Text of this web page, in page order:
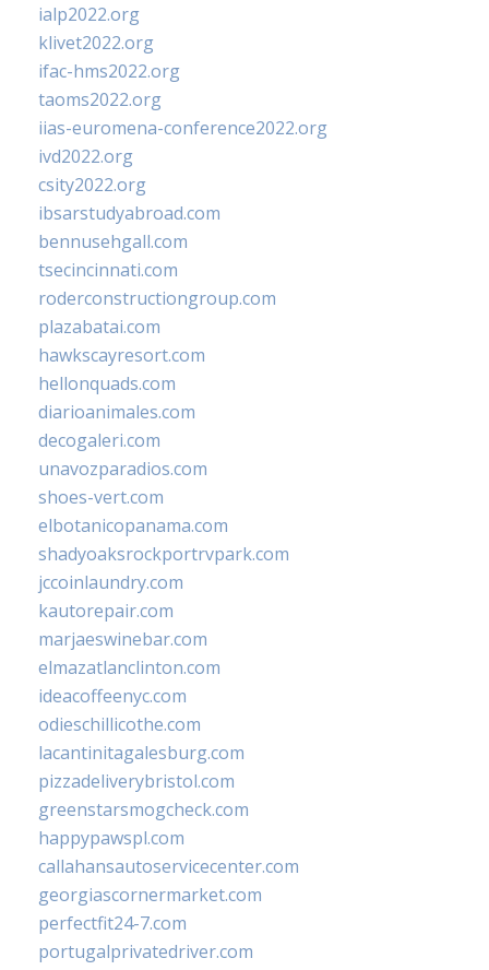
ialp2022.org
klivet2022.org
ifac-hms2022.org
taoms2022.org
iias-euromena-conference2022.org
ivd2022.org
csity2022.org
ibsarstudyabroad.com
bennusehgall.com
tsecincinnati.com
roderconstructiongroup.com
plazabatai.com
hawkscayresort.com
hellonquads.com
diarioanimales.com
decogaleri.com
unavozparadios.com
shoes-vert.com
elbotanicopanama.com
shadyoaksrockportrvpark.com
jccoinlaundry.com
kautorepair.com
marjaeswinebar.com
elmazatlanclinton.com
ideacoffeenyc.com
odieschillicothe.com
lacantinitagalesburg.com
pizzadeliverybristol.com
greenstarsmogcheck.com
happypawspl.com
callahansautoservicecenter.com
georgiascornermarket.com
perfectfit24-7.com
portugalprivatedriver.com